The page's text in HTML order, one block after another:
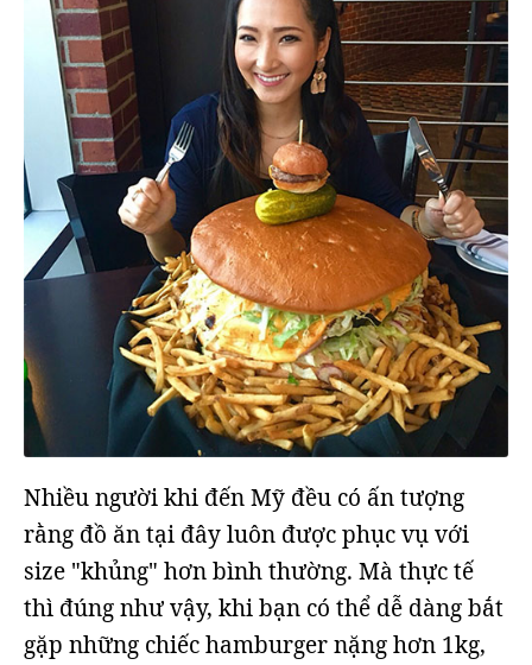
Nhiều người khi đến Mỹ đều có ấn tượng
rằng đồ ăn tại đây luôn được phục vụ với
size "khủng" hơn bình thường. Mà thực tế
thì đúng như vậy, khi bạn có thể dễ dàng bắt
gặp những chiếc hamburger nặng hơn 1kg,